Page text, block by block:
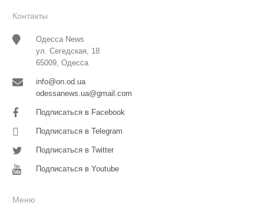
Контакты
Одесса News
ул. Сегедская, 18
65009, Одесса
info@on.od.ua
odessanews.ua@gmail.com
Подписаться в Facebook
Подписаться в Telegram
Подписаться в Twitter
Подписаться в Youtube
Меню